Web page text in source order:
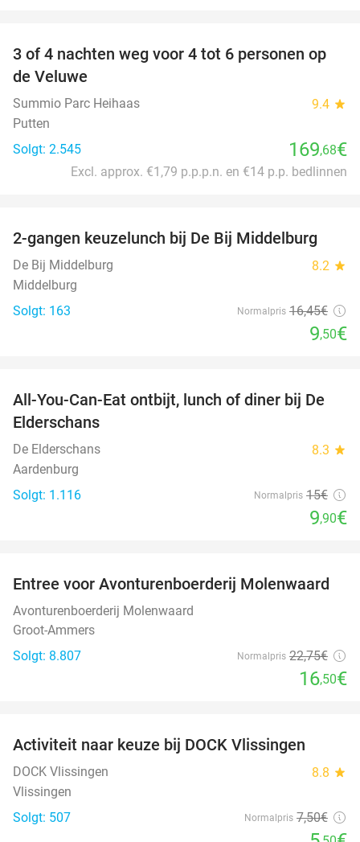
3 of 4 nachten weg voor 4 tot 6 personen op
de Veluwe
Summio Parc Heihaas 9.4 star
Putten
Solgt: 2.545
169,68€
Excl. approx. €1,79 p.p.p.n. en €14 p.p. bedlinnen
42%
2-gangen keuzelunch bij De Bij Middelburg
De Bij Middelburg 8.2 star
Middelburg
Solgt: 163
Normalpris 16,45€
9,50€
34%
All-You-Can-Eat ontbijt, lunch of diner bij De
Elderschans
De Elderschans 8.3 star
Aardenburg
Solgt: 1.116
Normalpris 15€
9,90€
27%
Entree voor Avonturenboerderij Molenwaard
Avonturenboerderij Molenwaard
Groot-Ammers
Solgt: 8.807
Normalpris 22,75€
16,50€
Activiteit naar keuze bij DOCK Vlissingen
DOCK Vlissingen 8.8 star
Vlissingen
Solgt: 507
Normalpris 7,50€